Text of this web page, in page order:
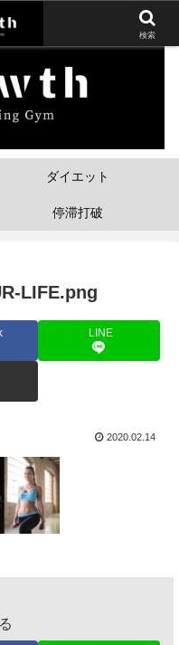
ダイエット
停滞打破
LIFE.png
LINE
2020.02.14
検索